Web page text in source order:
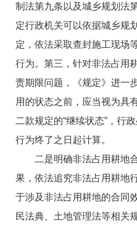
制法第九条以及城乡规划法
定行政机关可以依据城乡规
定，依法采取查封施工现场
行为。第三，针对非法占用
责期限问题，《规定》进一
用的状态之前，应当视为具
二款规定的“继续状态”，行
行为终了之日起计算。
二是明确非法占用耕地合
果，依法追究非法占用耕地
于涉及非法占用耕地的合同
民法典、土地管理法等相关